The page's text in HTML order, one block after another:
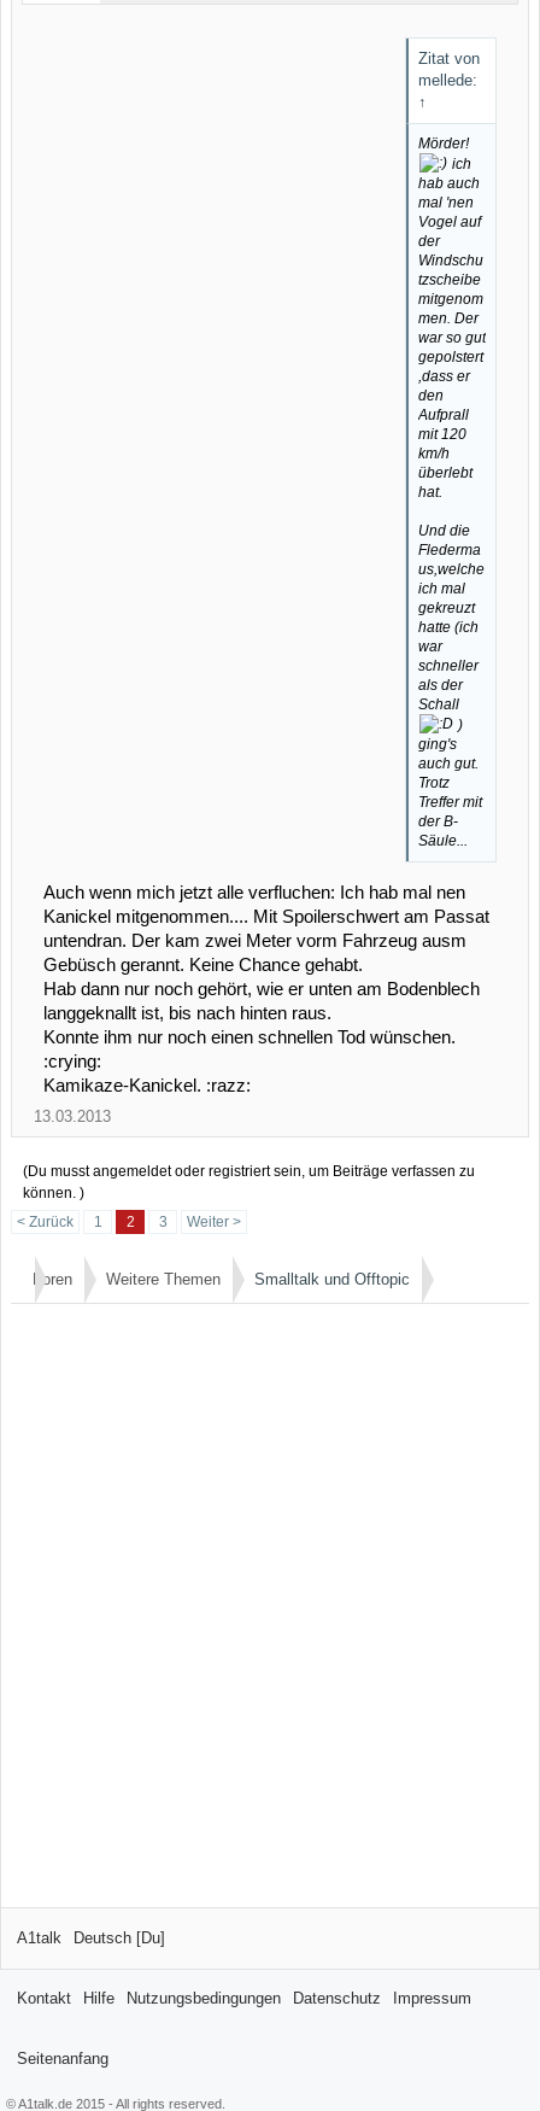
Zitat von
mellede:
↑
Mörder!
ich
hab auch
mal 'nen
Vogel auf
der
Windschu
tzscheibe
mitgenom
men. Der
war so gut
gepolstert
,dass er
den
Aufprall
mit 120
km/h
überlebt
hat.
Und die
Flederma
us,welche
ich mal
gekreuzt
hatte (ich
war
schneller
als der
Schall
)
ging's
auch gut.
Trotz
Treffer mit
der B-
Säule...
Auch wenn mich jetzt alle verfluchen: Ich hab mal nen
Kanickel mitgenommen.... Mit Spoilerschwert am Passat
untendran. Der kam zwei Meter vorm Fahrzeug ausm
Gebüsch gerannt. Keine Chance gehabt.
Hab dann nur noch gehört, wie er unten am Bodenblech
langgeknallt ist, bis nach hinten raus.
Konnte ihm nur noch einen schnellen Tod wünschen.
:crying:
Kamikaze-Kanickel. :razz:
13.03.2013
(Du musst angemeldet oder registriert sein, um Beiträge verfassen zu
können. )
< Zurück
1 2 3 Weiter >
Foren Weitere Themen Smalltalk und Offtopic
A1talk Deutsch [Du]
Kontakt Hilfe Nutzungsbedingungen Datenschutz Impressum
Seitenanfang
© A1talk.de 2015 - All rights reserved.